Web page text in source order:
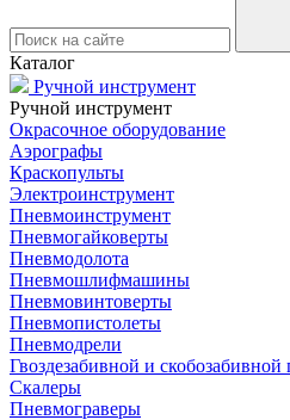
Каталог
Ручной инструмент
Ручной инструмент
Окрасочное оборудование
Аэрографы
Краскопульты
Электроинструмент
Пневмоинструмент
Пневмогайковерты
Пневмодолота
Пневмошлифмашины
Пневмовинтоверты
Пневмопистолеты
Пневмодрели
Гвоздезабивной и
Скалеры
Пневмограверы